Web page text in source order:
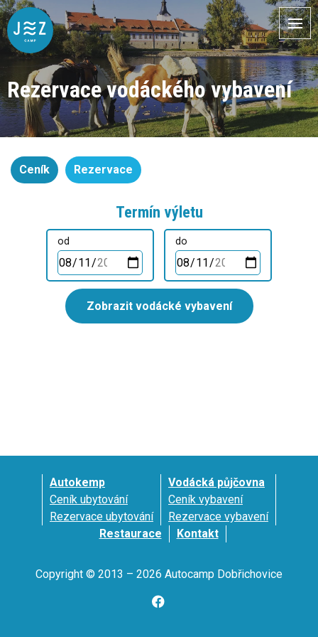
Rezervace vodáckého vybavení
Ceník Rezervace
Termín výletu
od do
Zobrazit vodácké vybavení
Autokemp
Ceník ubytování
Rezervace ubytování
Vodácká půjčovna
Ceník vybavení
Rezervace vybavení
Restaurace
Kontakt
Copyright © 2013 – 2026 Autocamp Dobřichovice